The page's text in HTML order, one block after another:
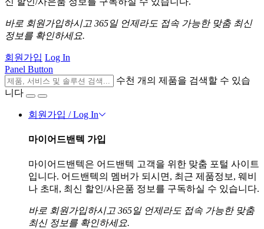
바로 회원가입하시고 365일 언제라도 접속 가능한 맞춤 최신
정보를 확인하세요.
회원가입 Log In
Panel Button
수천 개의 제품을 검색할 수 있습
니다
회원가입 / Log In
마이어드밴텍 가입
마이어드밴텍은 어드밴텍 고객을 위한 맞춤 포털 사이트
입니다. 어드밴텍의 멤버가 되시면, 최근 제품정보, 웨비
나 초대, 최신 할인/사은품 정보를 구독하실 수 있습니다.
바로 회원가입하시고 365일 언제라도 접속 가능한 맞춤
최신 정보를 확인하세요.